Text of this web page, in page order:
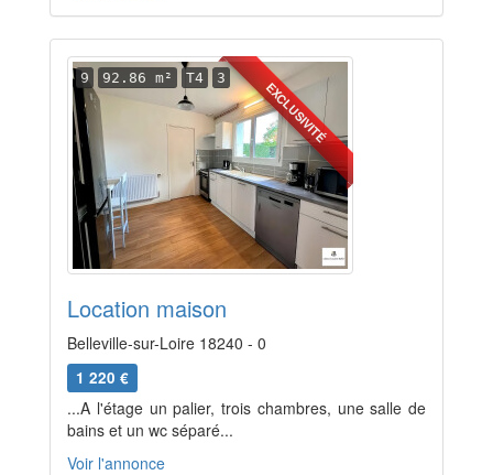
EXCLUSIVITÉ
9 92.86 m² T4 3
Location maison
Belleville-sur-Loire 18240 - 0
1 220 €
...A l'étage un palier, trois chambres, une salle de
bains et un wc séparé...
Voir l'annonce